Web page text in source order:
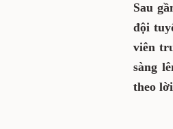
Sau
đội
viên
sàng
theo